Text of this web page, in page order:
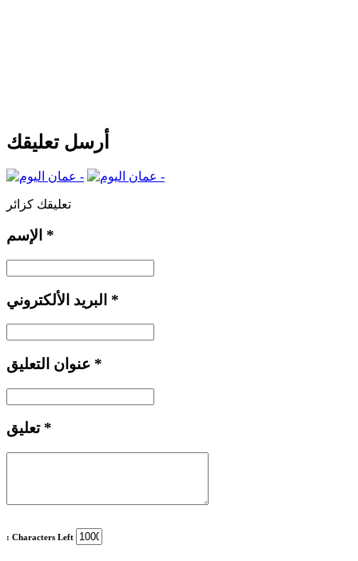
أرسل تعليقك
تعليقك كزائر
*
*
*
تعليق *
: Characters Left